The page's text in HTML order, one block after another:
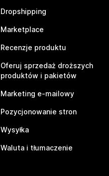
Dropshipping
Marketplace
Recenzje produktu
Oferuj sprzedaż droższych
produktów i pakietów
Marketing e-mailowy
Pozycjonowanie stron
Wysyłka
Waluta i tłumaczenie